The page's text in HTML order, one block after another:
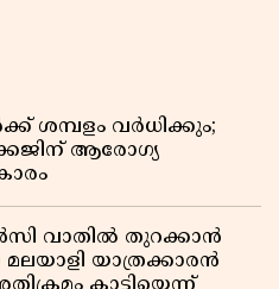
ശമ്പളം വർധിക്കും;
ആരോഗ്യ
വാതിൽ തുറക്കാൻ
മലയാളി യാത്രക്കാരൻ